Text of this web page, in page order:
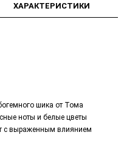
ХАРАКТЕРИСТИКИ
шика от Тома
ноты и белые цветы
с выраженным влиянием